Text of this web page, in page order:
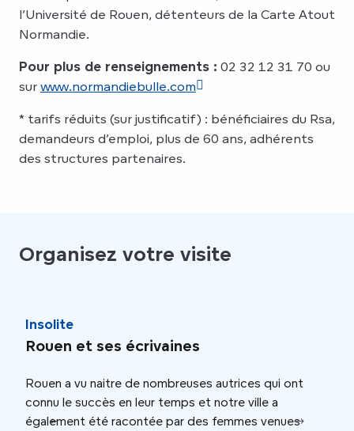
l’Université de Rouen, détenteurs de la Carte Atout
Normandie.
Pour plus de renseignements : 02 32 12 31 70 ou
sur www.normandiebulle.com
* tarifs réduits (sur justificatif) : bénéficiaires du Rsa,
demandeurs d’emploi, plus de 60 ans, adhérents
des structures partenaires.
Organisez votre visite
Insolite
Rouen et ses écrivaines
Rouen a vu naitre de nombreuses autrices qui ont
connu le succès en leur temps et notre ville a
également été racontée par des femmes venues